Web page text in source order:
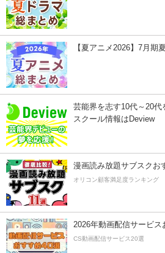
【夏アニメ2026】7月期
芸能界を志す10代～20代
スクール情報はDeview
漫画読み放題サブスクお
オリコン顧客満足度ランキング
2026年動画配信サービス
CS動画配信サービス20選